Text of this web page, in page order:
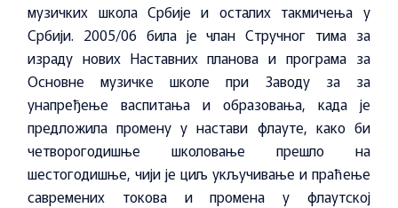
музичких школа Србије и осталих такмичења у
Србији. 2005/06 била је члан Стручног тима за
израду нових Наставних планова и програма за
Основне музичке школе при Заводу за за
унапређење васпитања и образовања, када је
предложила промену у настави флауте, како би
четворогодишње школовање прешло на
шестогодишње, чији је циљ укључивање и праћење
савремених токова и промена у флаутској